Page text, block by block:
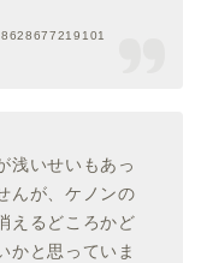
浅いせいもあっ
んが、ケノンの
えるどころかど
かと思っていま